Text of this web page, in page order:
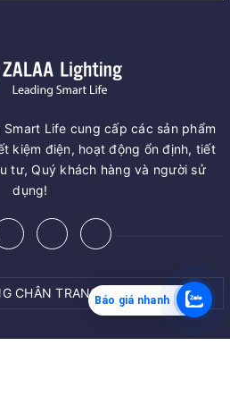
Life cung cấp các sản phẩm
kiệm điện, hoạt động ổn định, tiết
tư, Quý khách hàng và người sử
dụng!
CHÂN TRANG
Báo giá nhanh